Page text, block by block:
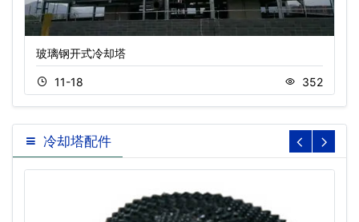
玻璃钢开式冷却塔
11-18 352
冷却塔配件